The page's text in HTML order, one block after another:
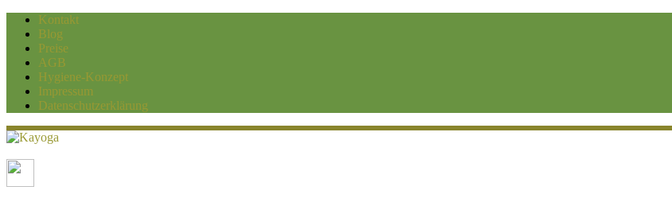
Kontakt
Blog
Preise
AGB
Hygiene-Konzept
Impressum
Datenschutzerklärung
Kayoga
Yoga und Personaltraining Duisburg